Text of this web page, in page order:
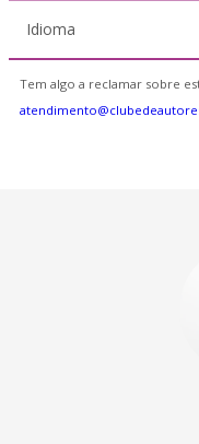
Idioma
Tem algo a reclamar sobre